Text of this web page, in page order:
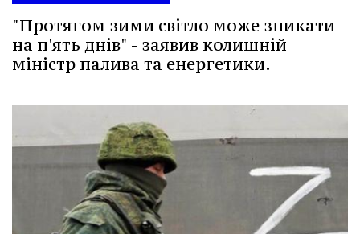
"Протягом зими світло може зникати
на п'ять днів" - заявив колишній
міністр палива та енергетики.